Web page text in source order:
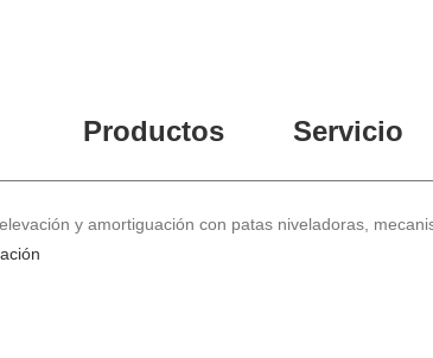
Productos Servicio
y amortiguación con patas niveladoras,